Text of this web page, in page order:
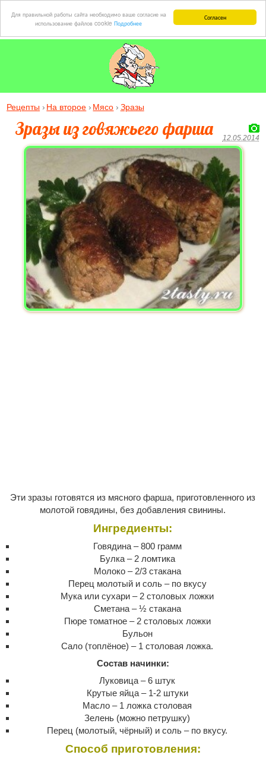
Согласен
Для правильной работы сайта необходимо ваше согласие на
использование файлов cookie Подробнее
Рецепты На второе Мясо Зразы
Зразы из говяжьего фарша 12.05.2014
Эти зразы готовятся из мясного фарша, приготовленного из
молотой говядины, без добавления свинины.
Ингредиенты:
Говядина – 800 грамм
Булка – 2 ломтика
Молоко – 2/3 стакана
Перец молотый и соль – по вкусу
Мука или сухари – 2 столовых ложки
Сметана – ½ стакана
Пюре томатное – 2 столовых ложки
Бульон
Сало (топлёное) – 1 столовая ложка.
Состав начинки:
Луковица – 6 штук
Крутые яйца – 1-2 штуки
Масло – 1 ложка столовая
Зелень (можно петрушку)
Перец (молотый, чёрный) и соль – по вкусу.
Способ приготовления: